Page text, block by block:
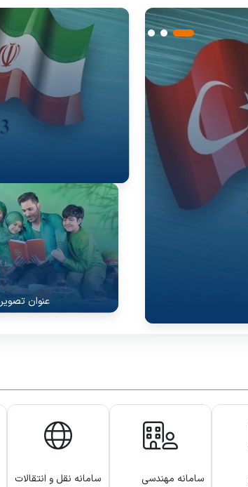
عنوان تصویر
سامانه مهندسی
سامانه نقل و انتقالات